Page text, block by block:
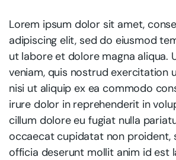
Lorem ipsum dolor sit amet,
adipiscing elit, sed do eiusmod
ut labore et dolore magna aliqua.
veniam, quis nostrud exercitation
nisi ut aliquip ex ea commodo
irure dolor in reprehenderit in
cillum dolore eu fugiat nulla
occaecat cupidatat non proident,
officia deserunt mollit anim id est